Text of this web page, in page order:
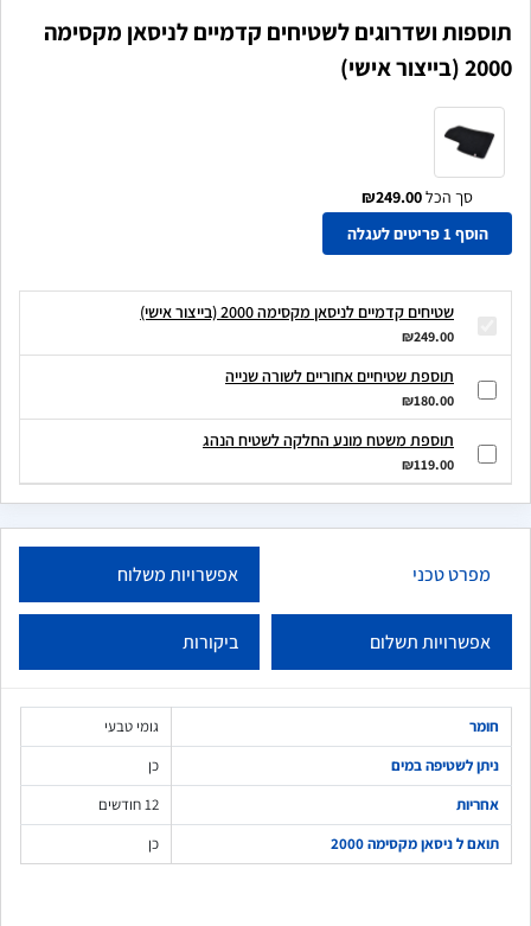
תוספות ושדרוגים לשטיחים קדמיים לניסאן מקסימה
2000 (בייצור אישי)
סך הכל₪249.00
הוסף 1 פריטים לעגלה
שטיחים קדמיים לניסאן מקסימה 2000 (בייצור אישי)
₪249.00
תוספת שטיחיים אחוריים לשורה שנייה
₪180.00
תוספת משטח מונע החלקה לשטיח הנהג
₪119.00
מפרט טכני אפשרויות משלוח
אפשרויות תשלום ביקורות
חומר
גומי טבעי
ניתן לשטיפה במים
כן
אחריות
12 חודשים
תואם ל ניסאן מקסימה 2000
כן